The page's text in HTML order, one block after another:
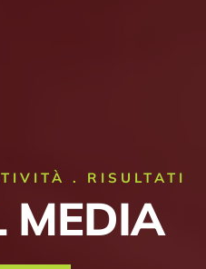
. RISULTATI
MEDIA